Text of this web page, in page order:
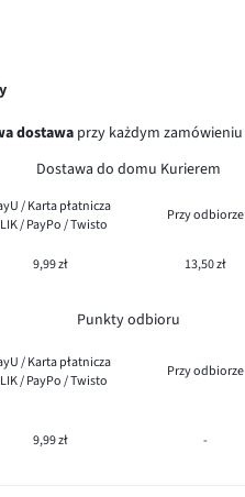
dostawaprzy każdym zamówieniu
Dostawa do domu Kurierem
/ Karta płatnicza
/ PayPo / Twisto
Przy odbiorze
9,99 zł 13,50 zł
Punkty odbioru
/ Karta płatnicza
/ PayPo / Twisto
Przy odbiorze
9,99 zł -